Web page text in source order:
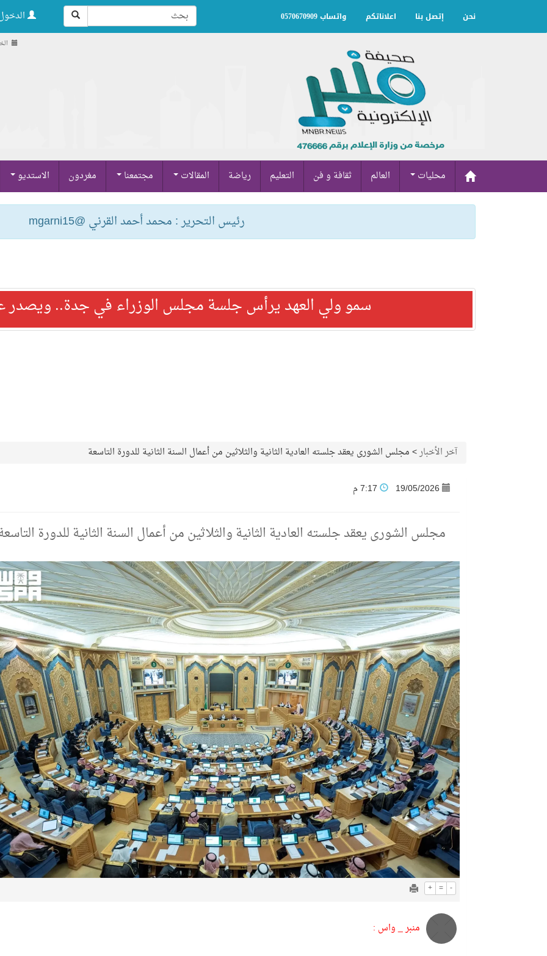
نحن إتصل بنا اعلاناتكم واتساب 0570670909
محليات العالم ثقافة و فن التعليم رياضة المقالات مجتمعنا مغردون الاستديو
رئيس التحرير : محمد أحمد القرني @mgarni15
سمو ولي العهد يرأس جلسة مجلس الوزراء في جدة.. ويصدر
آخر الأخبار>مجلس الشورى يعقد جلسته العادية الثانية والثلاثين من أعمال السنة الثانية للدورة التاسعة
19/05/2026
مجلس الشورى يعقد جلسته العادية الثانية والثلاثين من أعمال السنة الثانية للدورة
+ = -
منبر _ واس :